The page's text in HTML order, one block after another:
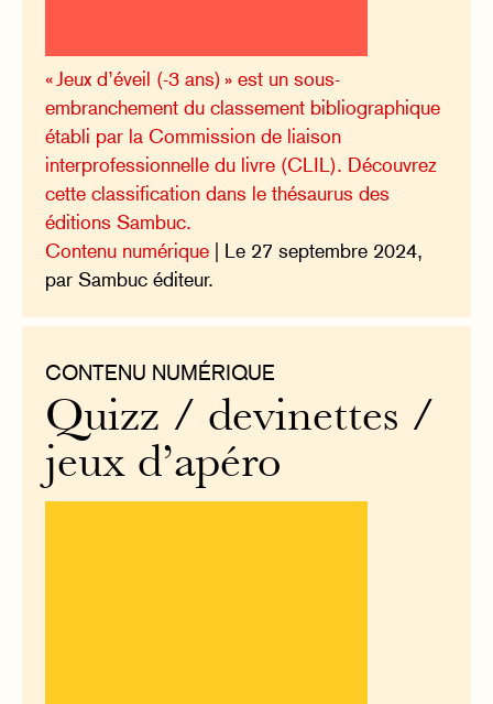
« Jeux d’éveil (-3 ans) » est un sous-
embranchement du classement bibliographique
établi par la Commission de liaison
interprofessionnelle du livre (CLIL). Découvrez
cette classification dans le thésaurus des
éditions Sambuc.
Contenu numérique | Le 27 septembre 2024,
par Sambuc éditeur.
CONTENU NUMÉRIQUE
Quizz / devinettes /
jeux d’apéro